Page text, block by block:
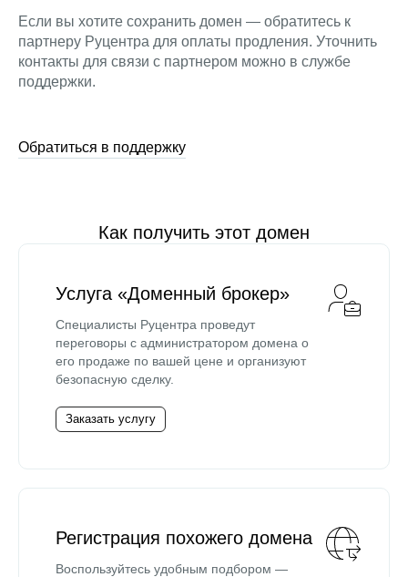
Если вы хотите сохранить домен — обратитесь к
партнеру Руцентра для оплаты продления. Уточнить
контакты для связи с партнером можно в службе
поддержки.
Обратиться в поддержку
Как получить этот домен
Услуга «Доменный брокер»
Специалисты Руцентра проведут
переговоры с администратором домена о
его продаже по вашей цене и организуют
безопасную сделку.
Заказать услугу
Регистрация похожего домена
Воспользуйтесь удобным подбором —